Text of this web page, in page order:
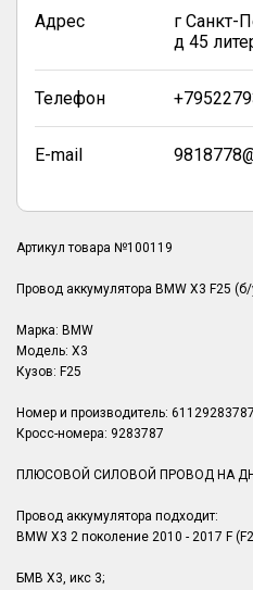
Адрес
г Санкт-
д 45
Телефон
E-mail
Артикул товара №100119
Провод аккумулятора BMW X3 F25 (б/
Марка: BMW
Модель: X3
Кузов: F25
Номер и производитель:
Кросс-номера: 9283787
ПЛЮСОВОЙ СИЛОВОЙ ПРОВОД НА
Провод аккумулятора подходит:
BMW X3 2 поколение 2010 - 2017 F
БМВ Х3, икс 3;